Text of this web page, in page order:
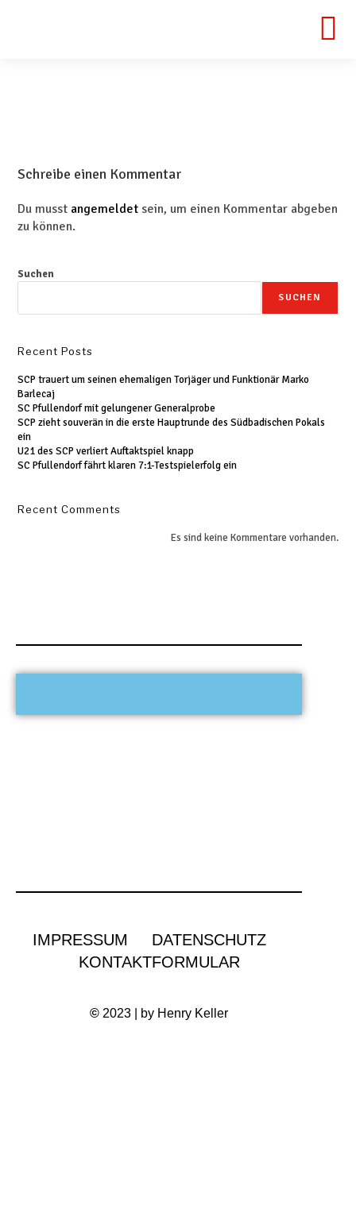
Schreibe einen Kommentar
Du musst angemeldet sein, um einen Kommentar abgeben
zu können.
Suchen
SUCHEN
Recent Posts
SCP trauert um seinen ehemaligen Torjäger und Funktionär Marko
Barlecaj
SC Pfullendorf mit gelungener Generalprobe
SCP zieht souverän in die erste Hauptrunde des Südbadischen Pokals
ein
U21 des SCP verliert Auftaktspiel knapp
SC Pfullendorf fährt klaren 7:1-Testspielerfolg ein
Recent Comments
Es sind keine Kommentare vorhanden.
IMPRESSUM
DATENSCHUTZ
KONTAKTFORMULAR
© 2023 | by Henry Keller